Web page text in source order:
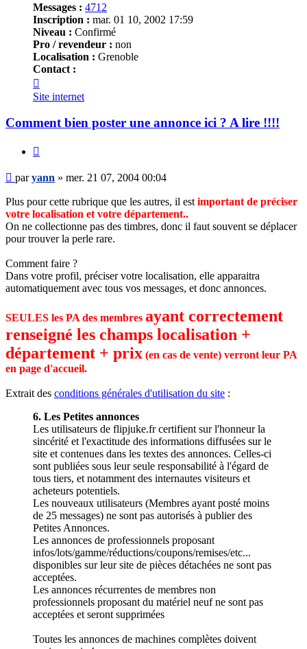
Messages : 4712
Inscription : mar. 01 10, 2002 17:59
Niveau : Confirmé
Pro / revendeur : non
Localisation : Grenoble
Contact :
yann
Site internet
Comment bien poster une annonce ici ? A lire !!!!
Message
paryann » mer. 21 07, 2004 00:04
Plus pour cette rubrique que les autres, il est important de préciser
votre localisation et votre département..
On ne collectionne pas des timbres, donc il faut souvent se déplacer
pour trouver la perle rare.
Comment faire ?
Dans votre profil, préciser votre localisation, elle apparaitra
automatiquement avec tous vos messages, et donc annonces.
SEULES les PA des membres ayant correctement
renseigné les champs localisation +
département + prix (en cas de vente) verront leur PA
en page d'accueil.
Extrait des conditions générales d'utilisation du site :
6. Les Petites annonces
Les utilisateurs de flipjuke.fr certifient sur l'honneur la
sincérité et l'exactitude des informations diffusées sur le
site et contenues dans les textes des annonces. Celles-ci
sont publiées sous leur seule responsabilité à l'égard de
tous tiers, et notamment des internautes visiteurs et
acheteurs potentiels.
Les nouveaux utilisateurs (Membres ayant posté moins
de 25 messages) ne sont pas autorisés à publier des
Petites Annonces.
Les annonces de professionnels proposant
infos/lots/gamme/réductions/coupons/remises/etc...
disponibles sur leur site de pièces détachées ne sont pas
acceptées.
Les annonces récurrentes de membres non
professionnels proposant du matériel neuf ne sont pas
acceptées et seront supprimées
Toutes les annonces de machines complètes doivent